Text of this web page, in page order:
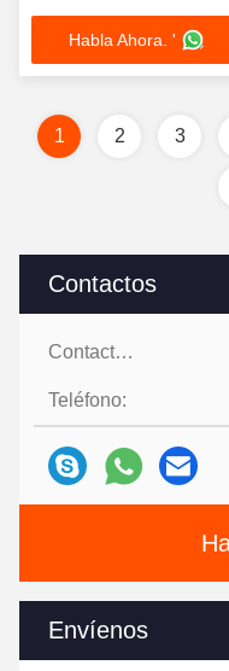
Contactos
Contactos:
Teléfono:
Envíenos
brillante en 6" ×65M
Habla Ahora. '
1 2 3